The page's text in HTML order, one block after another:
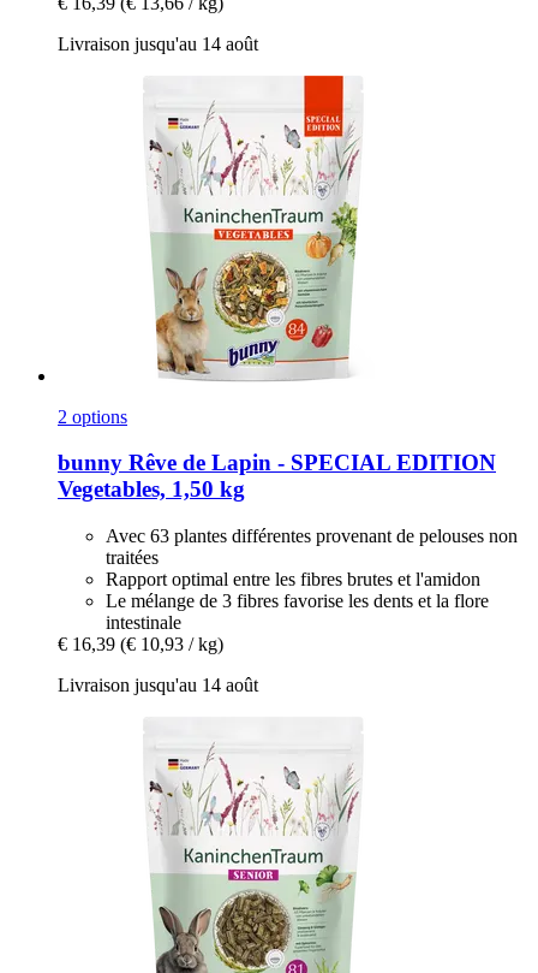
Livraison jusqu'au 14 août
2 options
bunny Rêve de Lapin -​ SPECIAL EDITION
Vegetables, 1,50 kg
Avec 63 plantes différentes provenant de pelouses non
traitées
Rapport optimal entre les fibres brutes et l'amidon
Le mélange de 3 fibres favorise les dents et la flore
intestinale
€ 16,39 (€ 10,93 / kg)
Livraison jusqu'au 14 août